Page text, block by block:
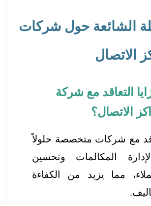
الشائعة حول شركات
الاتصال
التعاقد مع شركة
الاتصال؟
مع شركات متخصصة حلولاً
المكالمات وتحسين
مما يزيد من الكفاءة